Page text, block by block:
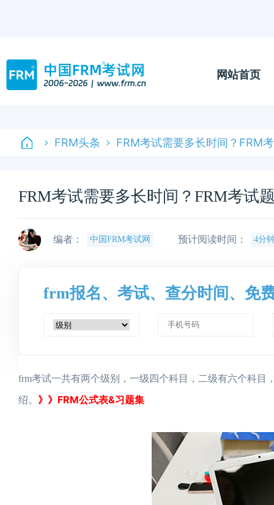
网站首页
FRM头条 FRM考试需要多长时间？FRM
FRM考试需要多长时间？FRM考试
编者： 中国FRM考试网 预计阅读时间： 4分
frm报名、考试、查分时间、免
frm考试一共有两个级别，一级四个科目，二级有六个科目
绍。 》》FRM公式表&习题集